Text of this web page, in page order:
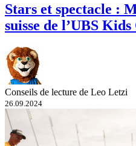
Stars et spectacle :
suisse de l’UBS Kids
Conseils de lecture de Leo Letzi
26.09.2024